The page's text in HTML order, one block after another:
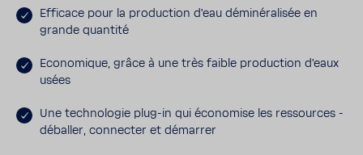
Effi­cace pour la produc­tion d'eau démi­né­ra­lisée en
grande quan­tité
Econo­mique, grâce à une très faible produc­tion d'eaux
usées
Une tech­no­logie plug-​in qui écono­mise les ressources -
déballer, connecter et démarrer